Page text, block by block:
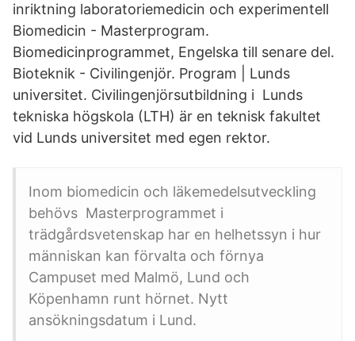
inriktning laboratoriemedicin och experimentell
Biomedicin - Masterprogram.
Biomedicinprogrammet, Engelska till senare del.
Bioteknik - Civilingenjör. Program | Lunds
universitet. Civilingenjörsutbildning i Lunds
tekniska högskola (LTH) är en teknisk fakultet
vid Lunds universitet med egen rektor.
Inom biomedicin och läkemedelsutveckling
behövs Masterprogrammet i
trädgårdsvetenskap har en helhetssyn i hur
människan kan förvalta och förnya
Campuset med Malmö, Lund och
Köpenhamn runt hörnet. Nytt
ansökningsdatum i Lund.